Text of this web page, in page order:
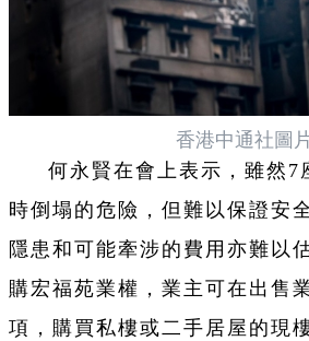
香港中通社圖
何永賢在會上表示，雖然7
時倒塌的危險，但難以保證安
隱患和可能牽涉的費用亦難以
購宏福苑業權，業主可在出售
項，購買私樓或二手居屋的現